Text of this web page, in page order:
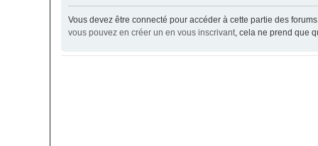
Envie de parler avec les autres membres de la
communauté ? Alors venez vous connecter,
totalité des
Vous devez être connecté pour accéder à cette partie des
vous pouvez en créer un en vous inscrivant, cela ne prend que